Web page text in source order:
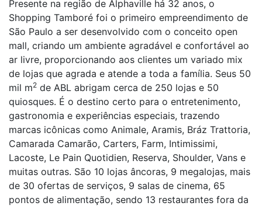
Presente na região de Alphaville há 32 anos, o
Shopping Tamboré foi o primeiro empreendimento de
São Paulo a ser desenvolvido com o conceito open
mall, criando um ambiente agradável e confortável ao
ar livre, proporcionando aos clientes um variado mix
de lojas que agrada e atende a toda a família. Seus 50
mil m2 de ABL abrigam cerca de 250 lojas e 50
quiosques. É o destino certo para o entretenimento,
gastronomia e experiências especiais, trazendo
marcas icônicas como Animale, Aramis, Bráz Trattoria,
Camarada Camarão, Carters, Farm, Intimissimi,
Lacoste, Le Pain Quotidien, Reserva, Shoulder, Vans e
muitas outras. São 10 lojas âncoras, 9 megalojas, mais
de 30 ofertas de serviços, 9 salas de cinema, 65
pontos de alimentação, sendo 13 restaurantes fora da